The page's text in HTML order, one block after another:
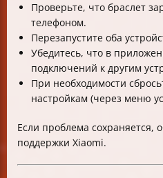
Проверьте, что браслет
телефоном.
Перезапустите оба
Убедитесь, что в
подключений к другим
При необходимости
настройкам (через меню
Если проблема сохраняется,
поддержки Xiaomi.